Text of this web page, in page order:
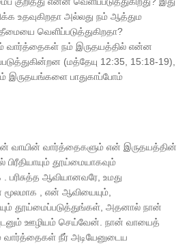
உதவுகிறதா அல்லது நம் ஆத்தும
வெளிப்படுத்துகிறதா?
வார்த்தைகள் நம் இருதயத்தில் என்ன
(மத்தேயு 12:35, 15:18-19),
இருதயங்களை பாதுகாப்போம்
வாயின் வார்த்தைகளும் என் இருதயத்தின்
பிரீதியாயும் தூய்மையாகவும்
. பரிசுத்த ஆவியானவரே, உமது
மூலமாக , என் ஆவியையும்,
தூய்மைப்படுத்துங்கள், அதனால் நான்
ஊழியம் செய்வேன். நான் வாயைத்
வார்த்தைகள் நீர் அடியேனுடைய